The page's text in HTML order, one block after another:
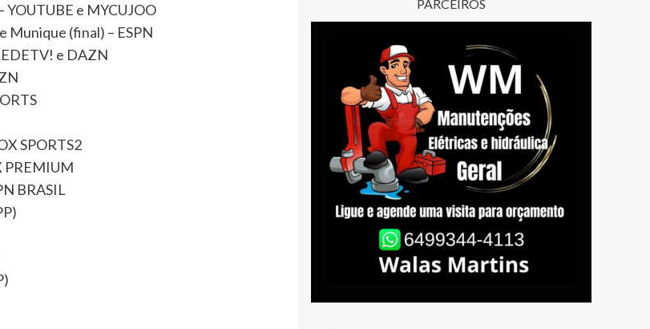
YOUTUBE e MYCUJOO
Munique (final) – ESPN
e DAZN
SPORTS2
PREMIUM
BRASIL
PARCEIROS